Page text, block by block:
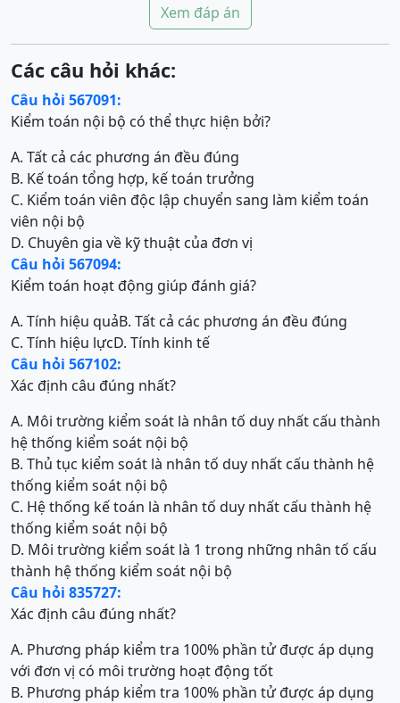
Xem đáp án
Các câu hỏi khác:
Câu hỏi 567091:
Kiểm toán nội bộ có thể thực hiện bởi?
A. Tất cả các phương án đều đúng
B. Kế toán tổng hợp, kế toán trưởng
C. Kiểm toán viên độc lập chuyển sang làm kiểm toán
viên nội bộ
D. Chuyên gia về kỹ thuật của đơn vị
Câu hỏi 567094:
Kiểm toán hoạt động giúp đánh giá?
A. Tính hiệu quảB. Tất cả các phương án đều đúng
C. Tính hiệu lựcD. Tính kinh tế
Câu hỏi 567102:
Xác định câu đúng nhất?
A. Môi trường kiểm soát là nhân tố duy nhất cấu thành
hệ thống kiểm soát nội bộ
B. Thủ tục kiểm soát là nhân tố duy nhất cấu thành hệ
thống kiểm soát nội bộ
C. Hệ thống kế toán là nhân tố duy nhất cấu thành hệ
thống kiểm soát nội bộ
D. Môi trường kiểm soát là 1 trong những nhân tố cấu
thành hệ thống kiểm soát nội bộ
Câu hỏi 835727:
Xác định câu đúng nhất?
A. Phương pháp kiểm tra 100% phần tử được áp dụng
với đơn vị có môi trường hoạt động tốt
B. Phương pháp kiểm tra 100% phần tử được áp dụng